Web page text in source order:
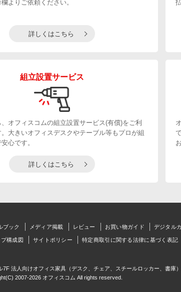
よりご依頼ください。
詳しくはこちら
組立設置サービス
オフィスコムの組立設置サービス(有償)をご利
大きいオフィスデスクやテーブル等もプロが組
心です。
詳しくはこちら
ブック メディア掲載 レビュー お買い物ガイド デジタル
構成図 サイトポリシー 特定商取引に関する法律に基づく表記
法人向けオフィス家具（デスク、チェア、スチールロッカー、書庫
2007-2026 オフィスコム All rights reserved.